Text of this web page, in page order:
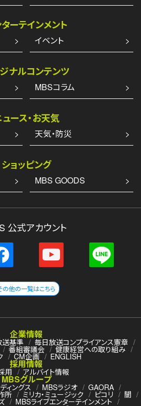
公開しました。
update!
場面写を公開しました。
update!
ーテインメント
イベント
ナルコンテンツ
MBSコラム
ース・お天気
天気・防災
ショッピング
MBS GOODS
公式アカウント
の他の一覧はこちら
企業情報
基準 毎日放送コンプライアンス憲章
番組審議会 健康経営への取り組み
CM企画 ENGLISH
採用情報
用 アルバイト情報
MBSグループ
ィングス MBSラジオ GAORA
所 ミリカ・ミュージック ピコリ 闇
MBSライブエンターテインメント